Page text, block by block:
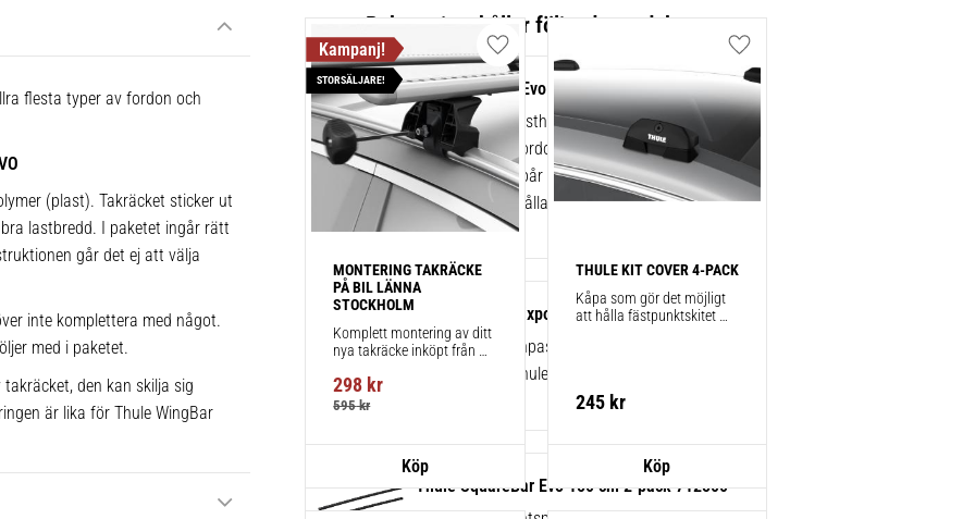
flesta typer av fordon och
(plast). Takräcket sticker ut
lastbredd. I paketet ingår rätt
går det ej att välja
inte komplettera med något.
med i paketet.
den kan skilja sig
är lika för Thule WingBar
Thule Fixpoint Evo 4-pack 710700
Lättmonterad lasthållarfot för Thule Evo-
takräcken, för fordon med integrerade
fästpunkter, T-spår eller fästpunkter för anpassad
installation av hållare.
1 st
Thule Kitsats Fixpoint 4-pack – 187001
Fordonsunikt anpassningskit för montering av ett
takräcke från Thule.
Thule SquareBar Evo 150 cm 2-pack 712500
MONTERING TAKRÄCKE
PÅ BIL LÄNNA
STOCKHOLM
Komplett montering av ditt
nya takräcke inköpt från
montering på din bil.
298 kr
595kr
STORSÄLJARE!
Lägg till i favoriter
THULE KIT COVER 4-PACK
Kåpa som gör det möjligt
att hålla fästpunktskitet
245kr
Lägg till i favoriter